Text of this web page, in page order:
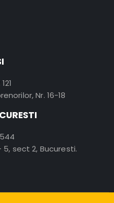
Nr. 16-18
sect 2, Bucuresti.